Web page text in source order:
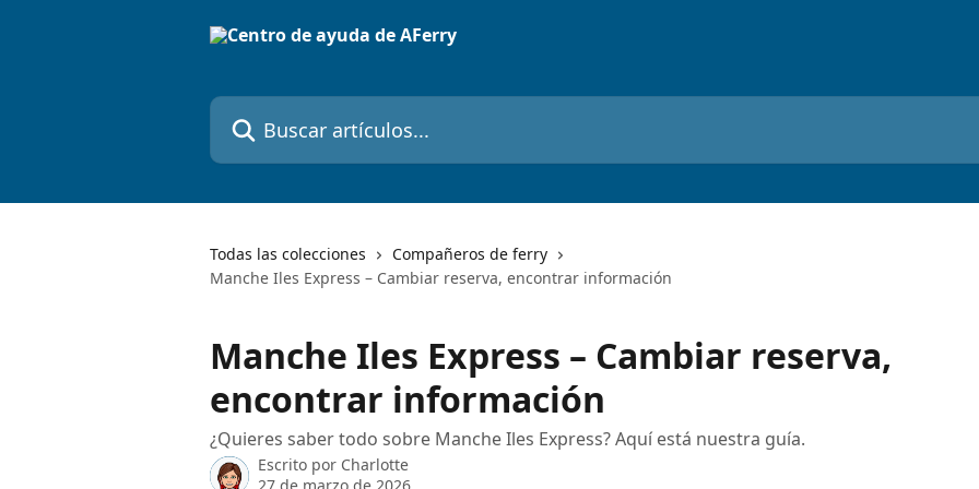
Buscar artículos...
Todas las colecciones
Compañeros de ferry
Manche Iles Express – Cambiar reserva, encontrar información
Manche Iles Express – Cambiar reserva,
encontrar información
¿Quieres saber todo sobre Manche Iles Express? Aquí está nuestra guía.
Escrito por Charlotte